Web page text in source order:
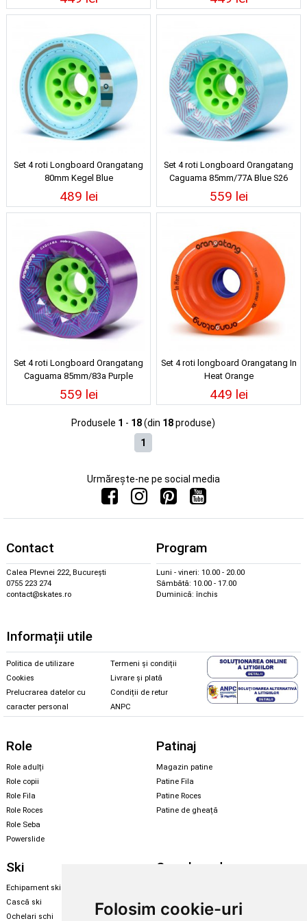
Folosim cookie-uri
Set 4 roti Longboard Orangatang
80mm Kegel Blue
489 lei
Set 4 roti Longboard Orangatang
Caguama 85mm/77A Blue S26
559 lei
Set 4 roti Longboard Orangatang
Caguama 85mm/83a Purple
559 lei
Set 4 roti longboard Orangatang In
Heat Orange
449 lei
Produsele 1 - 18(din 18produse)
1
Urmărește-ne pe social media
Contact
Calea Plevnei 222, București
0755 223 274
contact@skates.ro
Program
Luni - vineri: 10.00 - 20.00
Sâmbătă: 10.00 - 17.00
Duminică: închis
Informații utile
Politica de utilizare
Cookies
Prelucrarea datelor cu
caracter personal
Termeni și condiții
Livrare și plată
Condiții de retur
ANPC
Role
Role adulți
Role copii
Role Fila
Role Roces
Role Seba
Powerslide
Patinaj
Magazin patine
Patine Fila
Patine Roces
Patine de gheață
Ski
Echipament ski
Cască ski
Ochelari schi
Snowboard
Echipament snowboard
Legături Rome SDS